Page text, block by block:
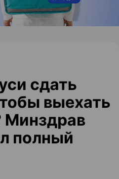
сдать
выехать
Минздрав
полный